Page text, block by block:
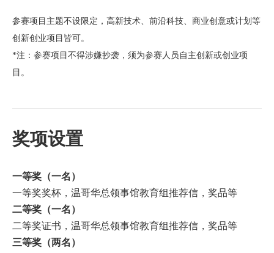
参赛项目主题不设限定，高新技术、前沿科技、商业创意或计划等
创新创业项目皆可。
*注：参赛项目不得涉嫌抄袭，须为参赛人员自主创新或创业项
目。
奖项设置
一等奖（一名）
一等奖奖杯，温哥华总领事馆教育组推荐信，奖品等
二等奖（一名）
二等奖证书，温哥华总领事馆教育组推荐信，奖品等
三等奖（两名）